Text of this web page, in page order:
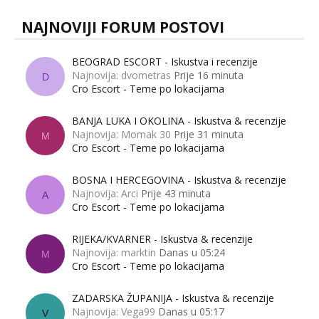
NAJNOVIJI FORUM POSTOVI
D
BEOGRAD ESCORT - Iskustva i recenzije
Najnovija: dvometras Prije 16 minuta
Cro Escort - Teme po lokacijama
M
BANJA LUKA I OKOLINA - Iskustva & recenzije
Najnovija: Momak 30 Prije 31 minuta
Cro Escort - Teme po lokacijama
A
BOSNA I HERCEGOVINA - Iskustva & recenzije
Najnovija: Arci Prije 43 minuta
Cro Escort - Teme po lokacijama
M
RIJEKA/KVARNER - Iskustva & recenzije
Najnovija: marktin Danas u 05:24
Cro Escort - Teme po lokacijama
V
ZADARSKA ŽUPANIJA - Iskustva & recenzije
Najnovija: Vega99 Danas u 05:17